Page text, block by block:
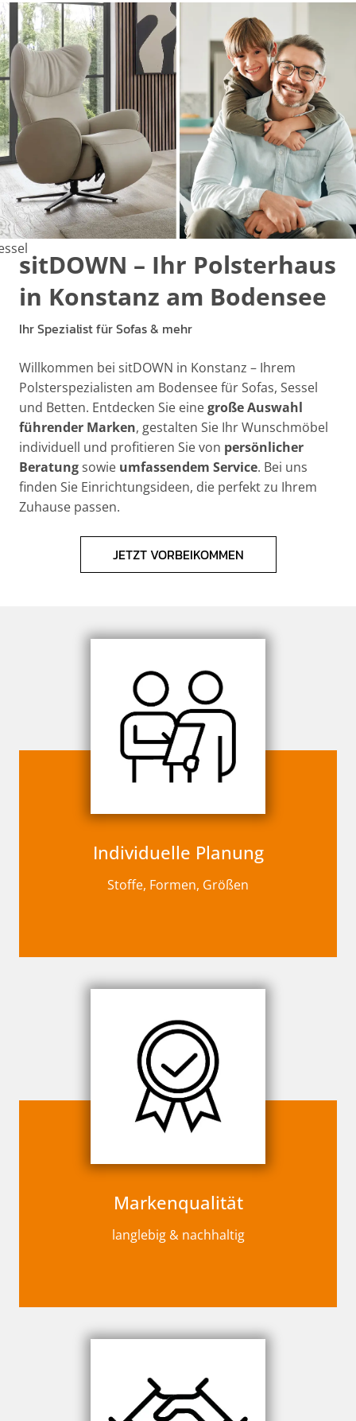
sitDOWN – Ihr Polsterhaus
in Konstanz am Bodensee
Ihr Spezialist für Sofas & mehr
Willkommen bei sitDOWN in Konstanz – Ihrem
Polsterspezialisten am Bodensee für Sofas, Sessel
und Betten. Entdecken Sie einegroße Auswahl
führender Marken, gestalten Sie Ihr Wunschmöbel
individuell und profitieren Sie von persönlicher
Beratungsowie umfassendem Service. Bei uns
finden Sie Einrichtungsideen, die perfekt zu Ihrem
Zuhause passen.
JETZT VORBEIKOMMEN
Individuelle Planung
Stoffe, Formen, Größen
Markenqualität
langlebig & nachhaltig